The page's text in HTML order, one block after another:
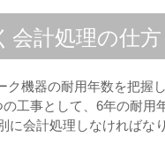
会計処理の仕方
ク機器の耐用年数を把握
工事として、6年の耐
に会計処理しなければな